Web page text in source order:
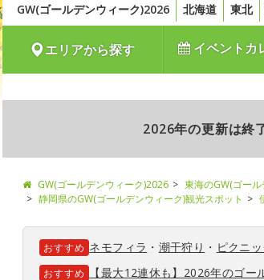
GW(ゴールデンウィーク)2026 北海道 東北
エリアから探す イベントカ
2026年の更新は終
GW(ゴールデンウィーク)2026 東海のGW(ゴー
静岡県のGW(ゴールデンウィーク)観光スポット
おすすめ ネモフィラ ・ 潮干狩り ・ ピクニッ
おすすめ
【最大12連休も】2026年のゴ